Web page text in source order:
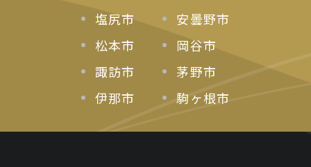
塩尻市
安曇野市
松本市
岡谷市
諏訪市
茅野市
伊那市
駒ヶ根市